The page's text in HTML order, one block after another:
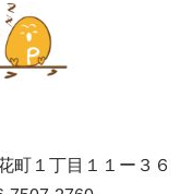
町１丁目１１ー３６